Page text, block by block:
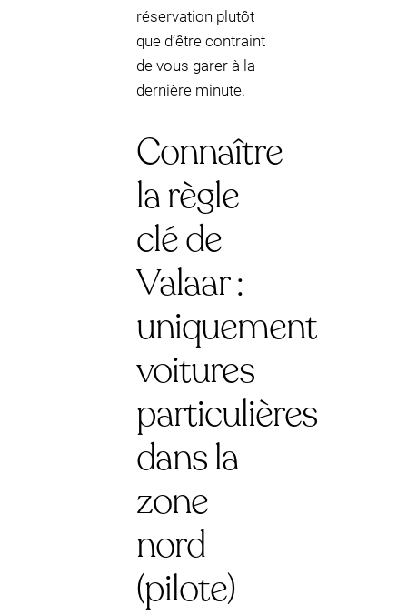
réservation plutôt
que d’être contraint
de vous garer à la
dernière minute.
Connaître
la règle
clé de
Valaar :
uniquement
voitures
particulières
dans la
zone
nord
(pilote)